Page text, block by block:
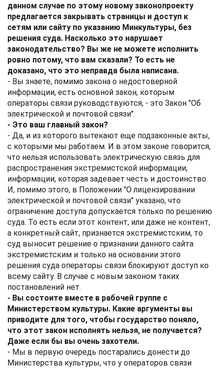
данном случае по этому новому законопроекту
предлагается закрывать страницы и доступ к
сетям или сайту по указанию Минкультуры, без
решения суда. Насколько это нарушает
законодательство? Вы же не можете исполнить
ровно потому, что вам сказали? То есть не
доказано, что это неправда была написана.
- Вы знаете, помимо закона о недостоверной
информации, есть основной закон, которым
операторы связи руководствуются, - это Закон "Об
электрической и почтовой связи".
- Это ваш главный закон?
- Да, и из которого вытекают еще подзаконные акты,
с которыми мы работаем. И в этом законе говорится,
что нельзя использовать электрическую связь для
распространения экстремистской информации,
информации, которая задевает честь и достоинство.
И, помимо этого, в Положении "О лицензировании
электрической и почтовой связи" указано, что
ограничение доступа допускается только по решению
суда. То есть если этот контент, или даже не контент,
а конкретный сайт, признается экстремистским, то
суд выносит решение о признании данного сайта
экстремистским и только на основании этого
решения суда операторы связи блокируют доступ ко
всему сайту. В случае с новым законом таких
постановлений нет.
- Вы состоите вместе в рабочей группе с
Министерством культуры. Какие аргументы вы
приводите для того, чтобы государство поняло,
что этот закон исполнять нельзя, не получается?
Даже если бы вы очень захотели.
- Мы в первую очередь постарались донести до
Министерства культуры, что у операторов связи